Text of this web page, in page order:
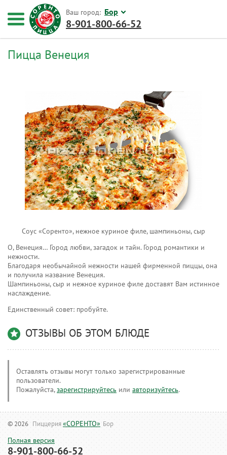
Пицца Венеция
Соус «Соренто», нежное куриное филе, шампиньоны, сыр
О, Венеция… Город любви, загадок и тайн. Город романтики и
нежности.
Благодаря необычайной нежности нашей фирменной пиццы, она
и получила название Венеция.
Шампиньоны, сыр и нежное куриное филе доставят Вам истинное
наслаждение.
Единственный совет: пробуйте.
ОТЗЫВЫ ОБ ЭТОМ БЛЮДЕ
Оставлять отзывы могут только зарегистрированные
пользователи.
Пожалуйста,зарегистрируйтесь или авторизуйтесь.
© 2026 Пиццерия«СОРЕНТО» Бор
Полная версия
8-901-800-66-52
Ваш город: Бор
8-901-800-66-52